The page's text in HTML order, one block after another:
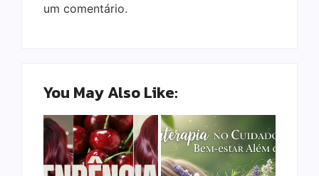
um comentário.
You May Also Like: